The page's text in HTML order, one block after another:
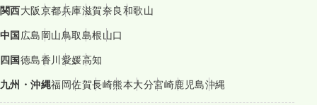
関西大阪京都兵庫滋賀奈良和歌山
中国広島岡山鳥取島根山口
四国徳島香川愛媛高知
九州・沖縄福岡佐賀長崎熊本大分宮崎鹿児島沖縄